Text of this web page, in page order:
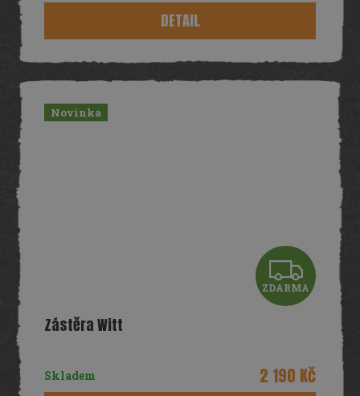
A
DETAIL
Novinka
Z
D
R
ZDARMA
Zástěra Witt
Skladem 2 190 Kč